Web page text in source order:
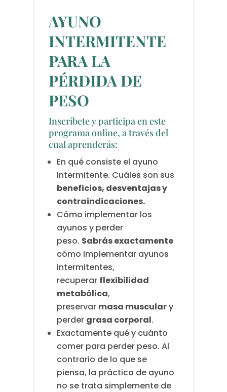
cantidadAYUNO
INTERMITENTE
PARA LA
PÉRDIDA DE
PESO
Inscríbete y participa en este
programa online, a través del
cual aprenderás:
En qué consiste el ayuno
intermitente. Cuáles son sus
beneficios, desventajas y
contraindicaciones.
Cómo implementar los
ayunos y perder
peso. Sabrás exactamente
cómo implementar ayunos
intermitentes,
recuperar flexibilidad
metabólica,
preservar masa musculary
perder grasa corporal.
Exactamente qué y cuánto
comer para perder peso. Al
contrario de lo que se
piensa, la práctica de ayuno
no se trata simplemente de